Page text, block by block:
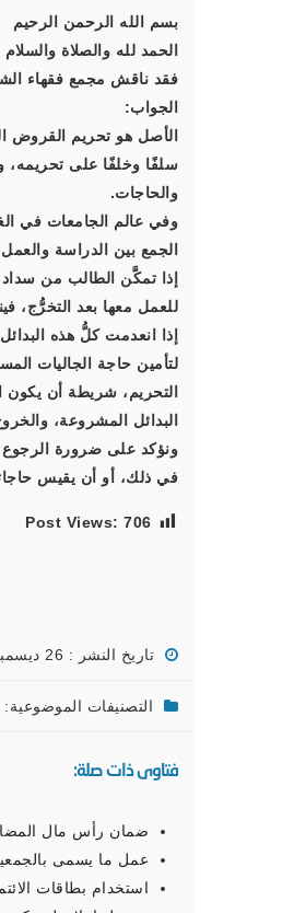
بسم الله الرحمن الرحيم
الحمد لله والصلاة
فقد ناقش مجمع فقهاء
الجواب:
الأصل هو تحريم القروض
سلفًا وخلفًا على تحريمه،
والحاجات.
وفي عالم الجامعات في
الجمع بين الدراسة
إذا تمكَّن الطالب من
للعمل معها بعد التخرُّج،
إذا انعدمت كلُّ هذه
لتأمين حاجة الجاليات
التحريم، شريطة أن يكون
البدائل المشروعة،
ونؤكد على ضرورة الرجوع
في ذلك، أو أن يقيس
Post Views: 706
تاريخ النشر : 26 ديسمبر, 2017
التصنيفات
فتاوى ذات صلة:
ضمان رأس مال
عمل ما يسمى
استخدام بطاقات